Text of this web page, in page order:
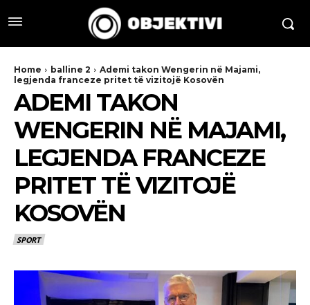
Home balline 2
Ademi takon Wengerin në Majami,
legjenda franceze pritet të vizitojë Kosovën
ADEMI TAKON
WENGERIN NË MAJAMI,
LEGJENDA FRANCEZE
PRITET TË VIZITOJË
KOSOVËN
SPORT